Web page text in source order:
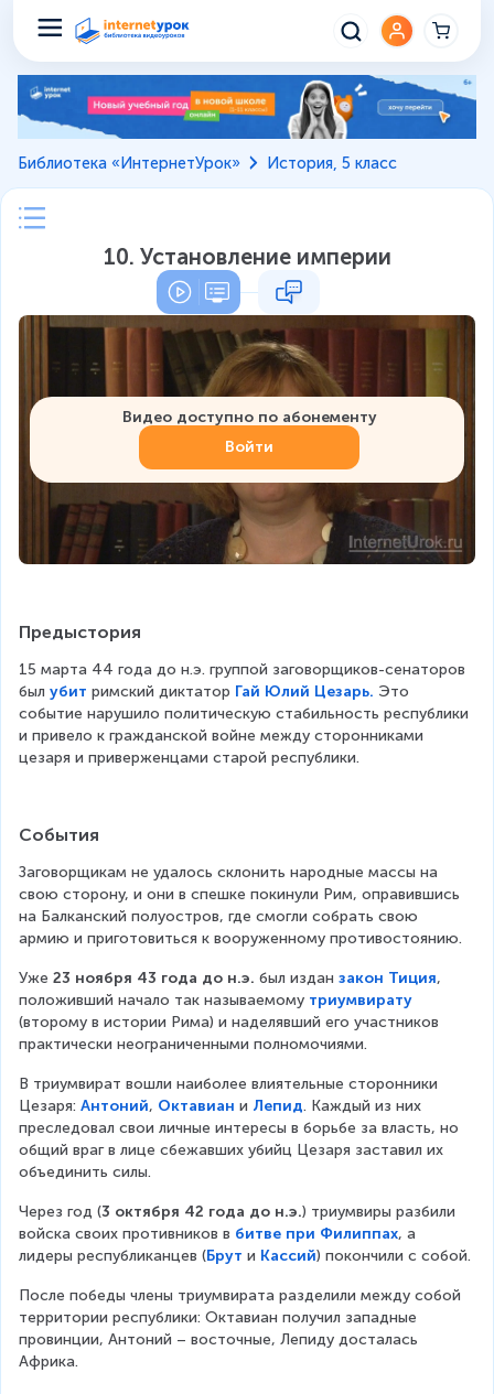
Библиотека «ИнтернетУрок» История, 5 класс
10. Установление империи
Видео доступно по абонементу
Войти
Предыстория
15 марта 44 года до н.э. группой заговорщиков-сенаторов
был убит римский диктатор Гай Юлий Цезарь. Это
событие нарушило политическую стабильность республики
и привело к гражданской войне между сторонниками
цезаря и приверженцами старой республики.
События
Заговорщикам не удалось склонить народные массы на
свою сторону, и они в спешке покинули Рим, оправившись
на Балканский полуостров, где смогли собрать свою
армию и приготовиться к вооруженному противостоянию.
Уже 23 ноября 43 года до н.э. был издан закон Тиция,
положивший начало так называемому триумвирату
(второму в истории Рима) и наделявший его участников
практически неограниченными полномочиями.
В триумвират вошли наиболее влиятельные сторонники
Цезаря: Антоний, Октавиан и Лепид. Каждый из них
преследовал свои личные интересы в борьбе за власть, но
общий враг в лице сбежавших убийц Цезаря заставил их
объединить силы.
Через год (3 октября 42 года до н.э.) триумвиры разбили
войска своих противников в битве при Филиппах, а
лидеры республиканцев (Брут и Кассий) покончили с собой.
После победы члены триумвирата разделили между собой
территории республики: Октавиан получил западные
провинции, Антоний – восточные, Лепиду досталась
Африка.